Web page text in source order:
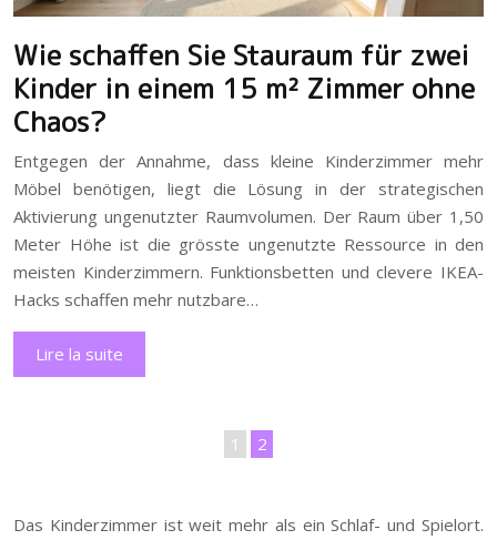
Wie schaffen Sie Stauraum für zwei
Kinder in einem 15 m² Zimmer ohne
Chaos?
Entgegen der Annahme, dass kleine Kinderzimmer mehr
Möbel benötigen, liegt die Lösung in der strategischen
Aktivierung ungenutzter Raumvolumen. Der Raum über 1,50
Meter Höhe ist die grösste ungenutzte Ressource in den
meisten Kinderzimmern. Funktionsbetten und clevere IKEA-
Hacks schaffen mehr nutzbare…
Lire la suite
1 2
Das Kinderzimmer ist weit mehr als ein Schlaf- und Spielort.